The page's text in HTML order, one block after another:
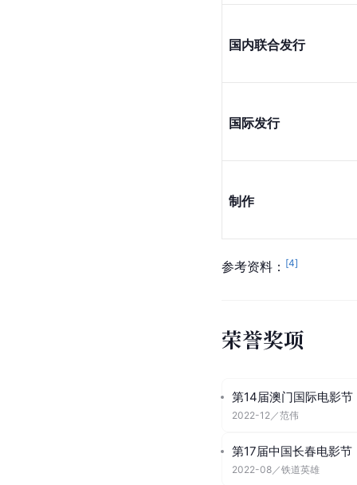
国内联合发行
国际发行
制作
参考资料： [4]
荣誉奖项
第14届澳门国际电影节
2022-12／范伟
第17届中国长春电影节
2022-08／铁道英雄